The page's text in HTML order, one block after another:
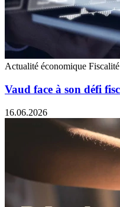
Actualité économique Fiscalité
Vaud face à son défi
16.06.2026